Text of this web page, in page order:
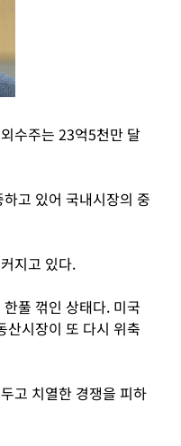
수주는 23억5천만 달
고 있어 국내시장의 중
지고 있다.
풀 꺾인 상태다. 미국
산시장이 또 다시 위축
고 치열한 경쟁을 피하